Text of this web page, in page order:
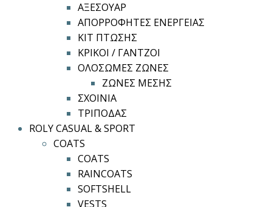
ΑΞΕΣΟΥΑΡ
ΑΠΟΡΡΟΦΗΤΕΣ ΕΝΕΡΓΕΙΑΣ
ΚΙΤ ΠΤΩΣΗΣ
ΚΡΙΚΟΙ / ΓΑΝΤΖΟΙ
ΟΛΟΣΩΜΕΣ ΖΩΝΕΣ
ΖΩΝΕΣ ΜΕΣΗΣ
ΣΧΟΙΝΙΑ
ΤΡΙΠΟΔΑΣ
ROLY CASUAL & SPORT
COATS
COATS
RAINCOATS
SOFTSHELL
VESTS